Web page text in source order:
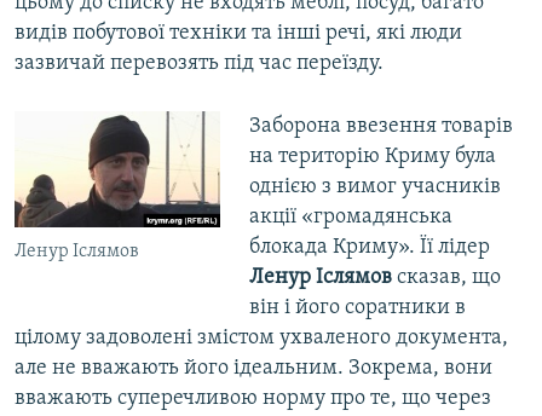
видів побутової техніки та інші речі, які люди
зазвичай перевозять під час переїзду.
Ленур Іслямов
Заборона ввезення товарів
на територію Криму була
однією з вимог учасників
акції «громадянська
блокада Криму». Її лідер
Ленур Іслямовсказав, що
він і його соратники в
цілому задоволені змістом ухваленого документа,
але не вважають його ідеальним. Зокрема, вони
вважають суперечливою норму про те, що через